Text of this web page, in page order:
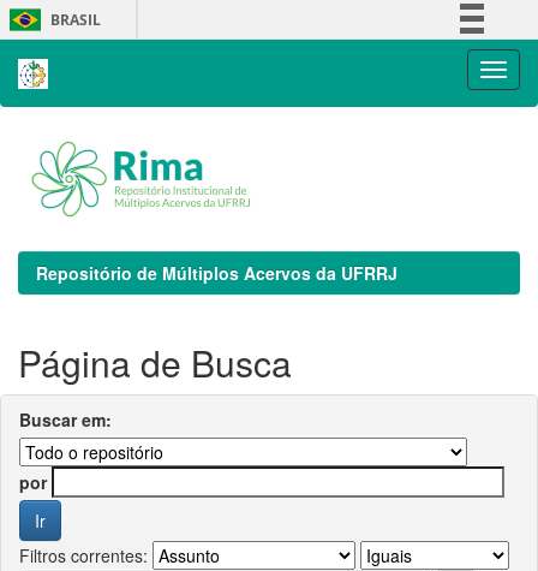
Skip
navigation
BRASIL
Repositório de Múltiplos Acervos da UFRRJ
Página de Busca
Buscar em:
por
Filtros correntes: